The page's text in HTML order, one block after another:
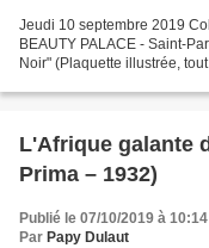
Jeudi 10 septembre 2019
BEAUTY PALACE - Saint-
Noir" (Plaquette illustrée,
L'Afrique galante
Prima – 1932)
Publié le 07/10/2019 à 10:14
Par Papy Dulaut